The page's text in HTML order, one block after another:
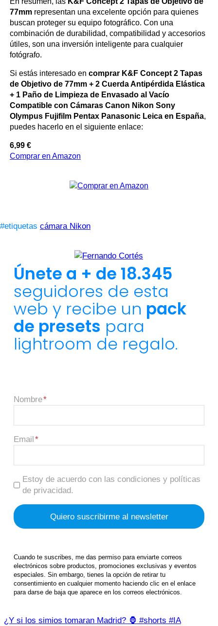
77mm representan una excelente opción para quienes
buscan proteger su equipo fotográfico. Con una
combinación de durabilidad, compatibilidad y accesorios
útiles, son una inversión inteligente para cualquier
fotógrafo.
Si estás interesado en comprar K&F Concept 2 Tapas
de Objetivo de 77mm + 2 Cuerda Antipérdida Elástica
+ 1 Paño de Limpieza de Envasado al Vacío
Compatible con Cámaras Canon Nikon Sony
Olympus Fujifilm Pentax Panasonic Leica en España,
puedes hacerlo en el siguiente enlace:
6,99 €
Comprar en Amazon
#etiquetas cámara Nikon
Únete a + de 18.345
seguidores de esta
web y recibe un pack
de presets para
lightroom de regalo.
Nombre
Email
Estoy de acuerdo con las condiciones y políticas
de privacidad.
Cuando te suscribes, me das permiso para enviarte correos
electrónicos sobre productos, promociones exclusivas y eventos
especiales. Sin embargo, tienes la opción de retirar tu
consentimiento en cualquier momento haciendo clic en el enlace
para darse de baja que aparece en los correos electrónicos.
¿Y si los simios tomaran Madrid? 🦍 #shorts #IA